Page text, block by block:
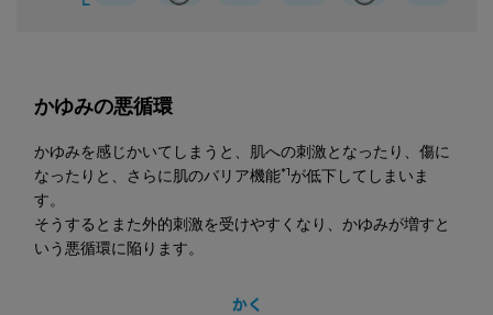
かゆみの悪循環
かゆみを感じかいてしまうと、肌への刺激となったり、傷に
なったりと、
さらに肌のバリア機能*1 が低下してしまいま
す。
そうするとまた外的刺激を受けやすくなり、かゆみが増すと
いう悪循環に陥ります。